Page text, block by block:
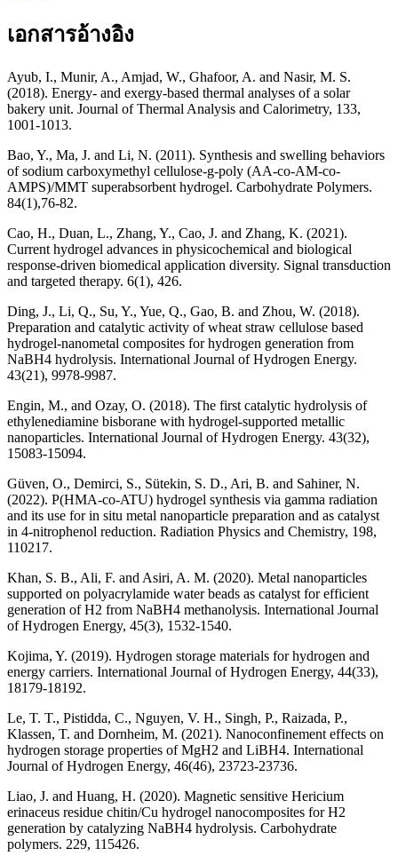
เอกสารอ้างอิง
Ayub, I., Munir, A., Amjad, W., Ghafoor, A. and Nasir, M. S.
(2018). Energy- and exergy-based thermal analyses of a solar
bakery unit. Journal of Thermal Analysis and Calorimetry, 133,
1001-1013.
Bao, Y., Ma, J. and Li, N. (2011). Synthesis and swelling behaviors
of sodium carboxymethyl cellulose-g-poly (AA-co-AM-co-
AMPS)/MMT superabsorbent hydrogel. Carbohydrate Polymers.
84(1),76-82.
Cao, H., Duan, L., Zhang, Y., Cao, J. and Zhang, K. (2021).
Current hydrogel advances in physicochemical and biological
response-driven biomedical application diversity. Signal transduction
and targeted therapy. 6(1), 426.
Ding, J., Li, Q., Su, Y., Yue, Q., Gao, B. and Zhou, W. (2018).
Preparation and catalytic activity of wheat straw cellulose based
hydrogel-nanometal composites for hydrogen generation from
NaBH4 hydrolysis. International Journal of Hydrogen Energy.
43(21), 9978-9987.
Engin, M., and Ozay, O. (2018). The first catalytic hydrolysis of
ethylenediamine bisborane with hydrogel-supported metallic
nanoparticles. International Journal of Hydrogen Energy. 43(32),
15083-15094.
Güven, O., Demirci, S., Sütekin, S. D., Ari, B. and Sahiner, N.
(2022). P(HMA-co-ATU) hydrogel synthesis via gamma radiation
and its use for in situ metal nanoparticle preparation and as catalyst
in 4-nitrophenol reduction. Radiation Physics and Chemistry, 198,
110217.
Khan, S. B., Ali, F. and Asiri, A. M. (2020). Metal nanoparticles
supported on polyacrylamide water beads as catalyst for efficient
generation of H2 from NaBH4 methanolysis. International Journal
of Hydrogen Energy, 45(3), 1532-1540.
Kojima, Y. (2019). Hydrogen storage materials for hydrogen and
energy carriers. International Journal of Hydrogen Energy, 44(33),
18179-18192.
Le, T. T., Pistidda, C., Nguyen, V. H., Singh, P., Raizada, P.,
Klassen, T. and Dornheim, M. (2021). Nanoconfinement effects on
hydrogen storage properties of MgH2 and LiBH4. International
Journal of Hydrogen Energy, 46(46), 23723-23736.
Liao, J. and Huang, H. (2020). Magnetic sensitive Hericium
erinaceus residue chitin/Cu hydrogel nanocomposites for H2
generation by catalyzing NaBH4 hydrolysis. Carbohydrate
polymers. 229, 115426.